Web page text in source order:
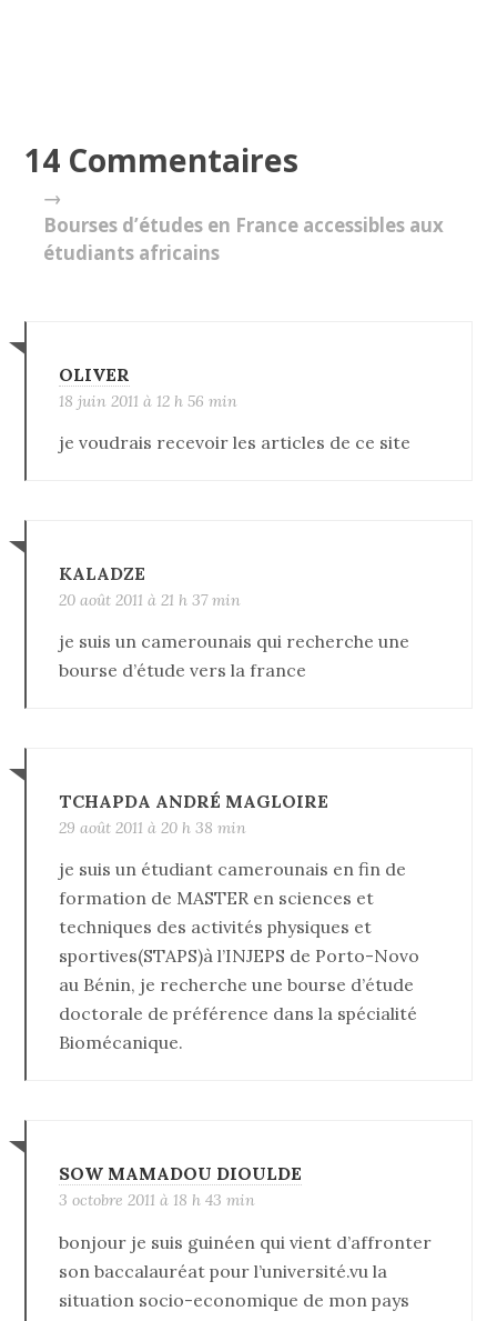
14 Commentaires
→
Bourses d’études en France accessibles aux
étudiants africains
OLIVER
18 juin 2011 à 12 h 56 min
je voudrais recevoir les articles de ce site
KALADZE
20 août 2011 à 21 h 37 min
je suis un camerounais qui recherche une
bourse d’étude vers la france
TCHAPDA ANDRÉ MAGLOIRE
29 août 2011 à 20 h 38 min
je suis un étudiant camerounais en fin de
formation de MASTER en sciences et
techniques des activités physiques et
sportives(STAPS)à l’INJEPS de Porto-Novo
au Bénin, je recherche une bourse d’étude
doctorale de préférence dans la spécialité
Biomécanique.
SOW MAMADOU DIOULDE
3 octobre 2011 à 18 h 43 min
bonjour je suis guinéen qui vient d’affronter
son baccalauréat pour l’université.vu la
situation socio-economique de mon pays